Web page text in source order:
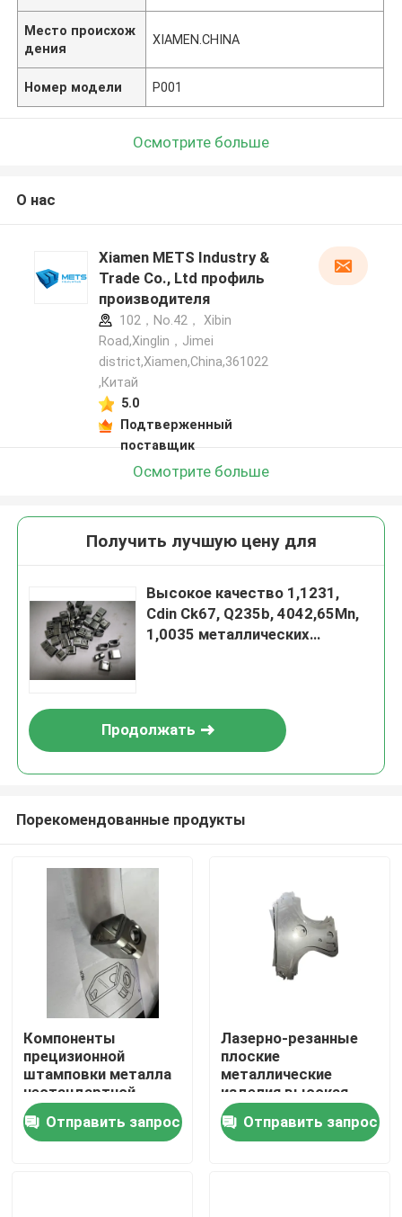
Дом
Место происхож
дения
XIAMEN.CHINA
Номер модели P001
Осмотрите больше
О нас
Xiamen METS Industry &
Trade Co., Ltd профиль
производителя
102，No.42， Xibin
Road,Xinglin，Jimei
district,Xiamen,China,361022
,Китай
5.0
Подтверженный
поставщик
Осмотрите больше
Получить лучшую цену для
Высокое качество 1,1231,
Cdin Ck67, Q235b, 4042,65Mn,
1,0035 металлических
Продолжать
Порекомендованные продукты
Компоненты
прецизионной
штамповки металла
нестандартной
формы,
обеспечивающие
долговечные
Отправить запрос
Лазерно-резанные
плоские
металлические
изделия высокая
точность, чистые
края,
настраиваемые,
Отправить запрос